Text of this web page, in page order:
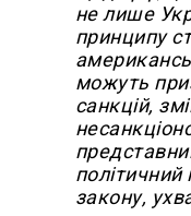
не лише
принципу
можуть
санкцій,
закону,